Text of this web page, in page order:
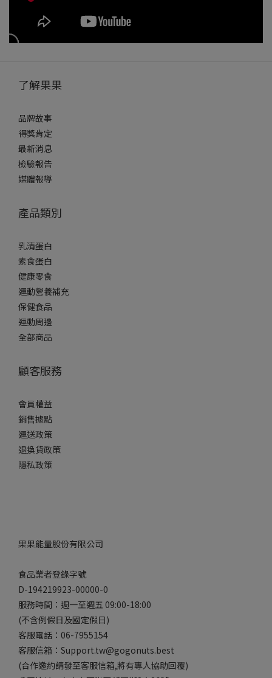
了解果果
品牌故事
得獎肯定
最新消息
檢驗報告
媒體報導
產品類別
乳清蛋白
素食蛋白
健康零食
運動營養補充
保健食品
運動周邊
全部商品
顧客服務
會員權益
銷售據點
運送政策
退換貨政策
隱私政策
果果能量股份有限公司
食品業者登錄字號
D-194219923-00000-0
服務時間：週一至週五 09:00-18:00
(不含例假日及國定假日)
客服電話：06-7955154
客服信箱：Support.tw@gogonuts.best
(合作邀約請發至客服信箱,將有專人協助回覆)